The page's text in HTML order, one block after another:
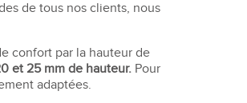
de tous nos clients, nous
confort par la hauteur de
et 25 mm de hauteur. Pour
adaptées.